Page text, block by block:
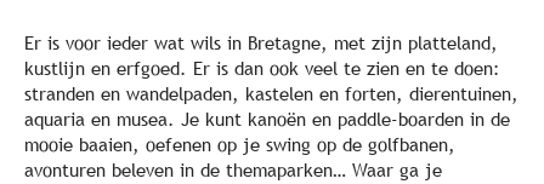
Er is voor ieder wat wils in Bretagne, met zijn platteland,
kustlijn en erfgoed. Er is dan ook veel te zien en te doen:
stranden en wandelpaden, kastelen en forten, dierentuinen,
aquaria en musea. Je kunt kanoën en paddle-boarden in de
mooie baaien, oefenen op je swing op de golfbanen,
avonturen beleven in de themaparken… Waar ga je